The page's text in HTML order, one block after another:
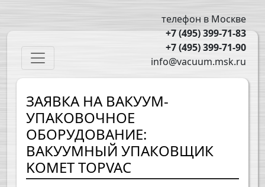
телефон в Москве
+7 (495) 399-71-83
+7 (495) 399-71-90
info@vacuum.msk.ru
Main navigation
ЗАЯВКА НА ВАКУУМ-
УПАКОВОЧНОЕ
ОБОРУДОВАНИЕ:
ВАКУУМНЫЙ УПАКОВЩИК
KOMET TOPVAC